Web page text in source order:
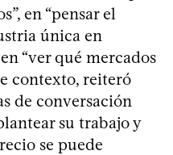
en “pensar el
única en
“ver qué mercados
contexto, reiteró
de conversación
su trabajo y
se puede